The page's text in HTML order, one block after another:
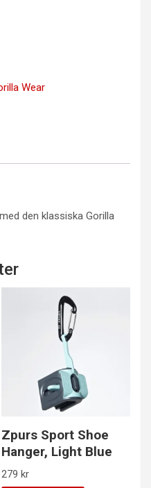
Wear
den klassiska Gorilla
Zpurs Sport Shoe
Hanger, Light Blue
279 kr